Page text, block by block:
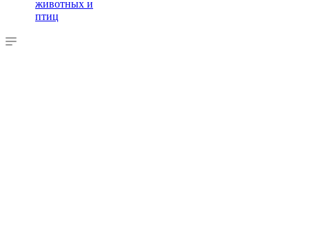
животных и
птиц